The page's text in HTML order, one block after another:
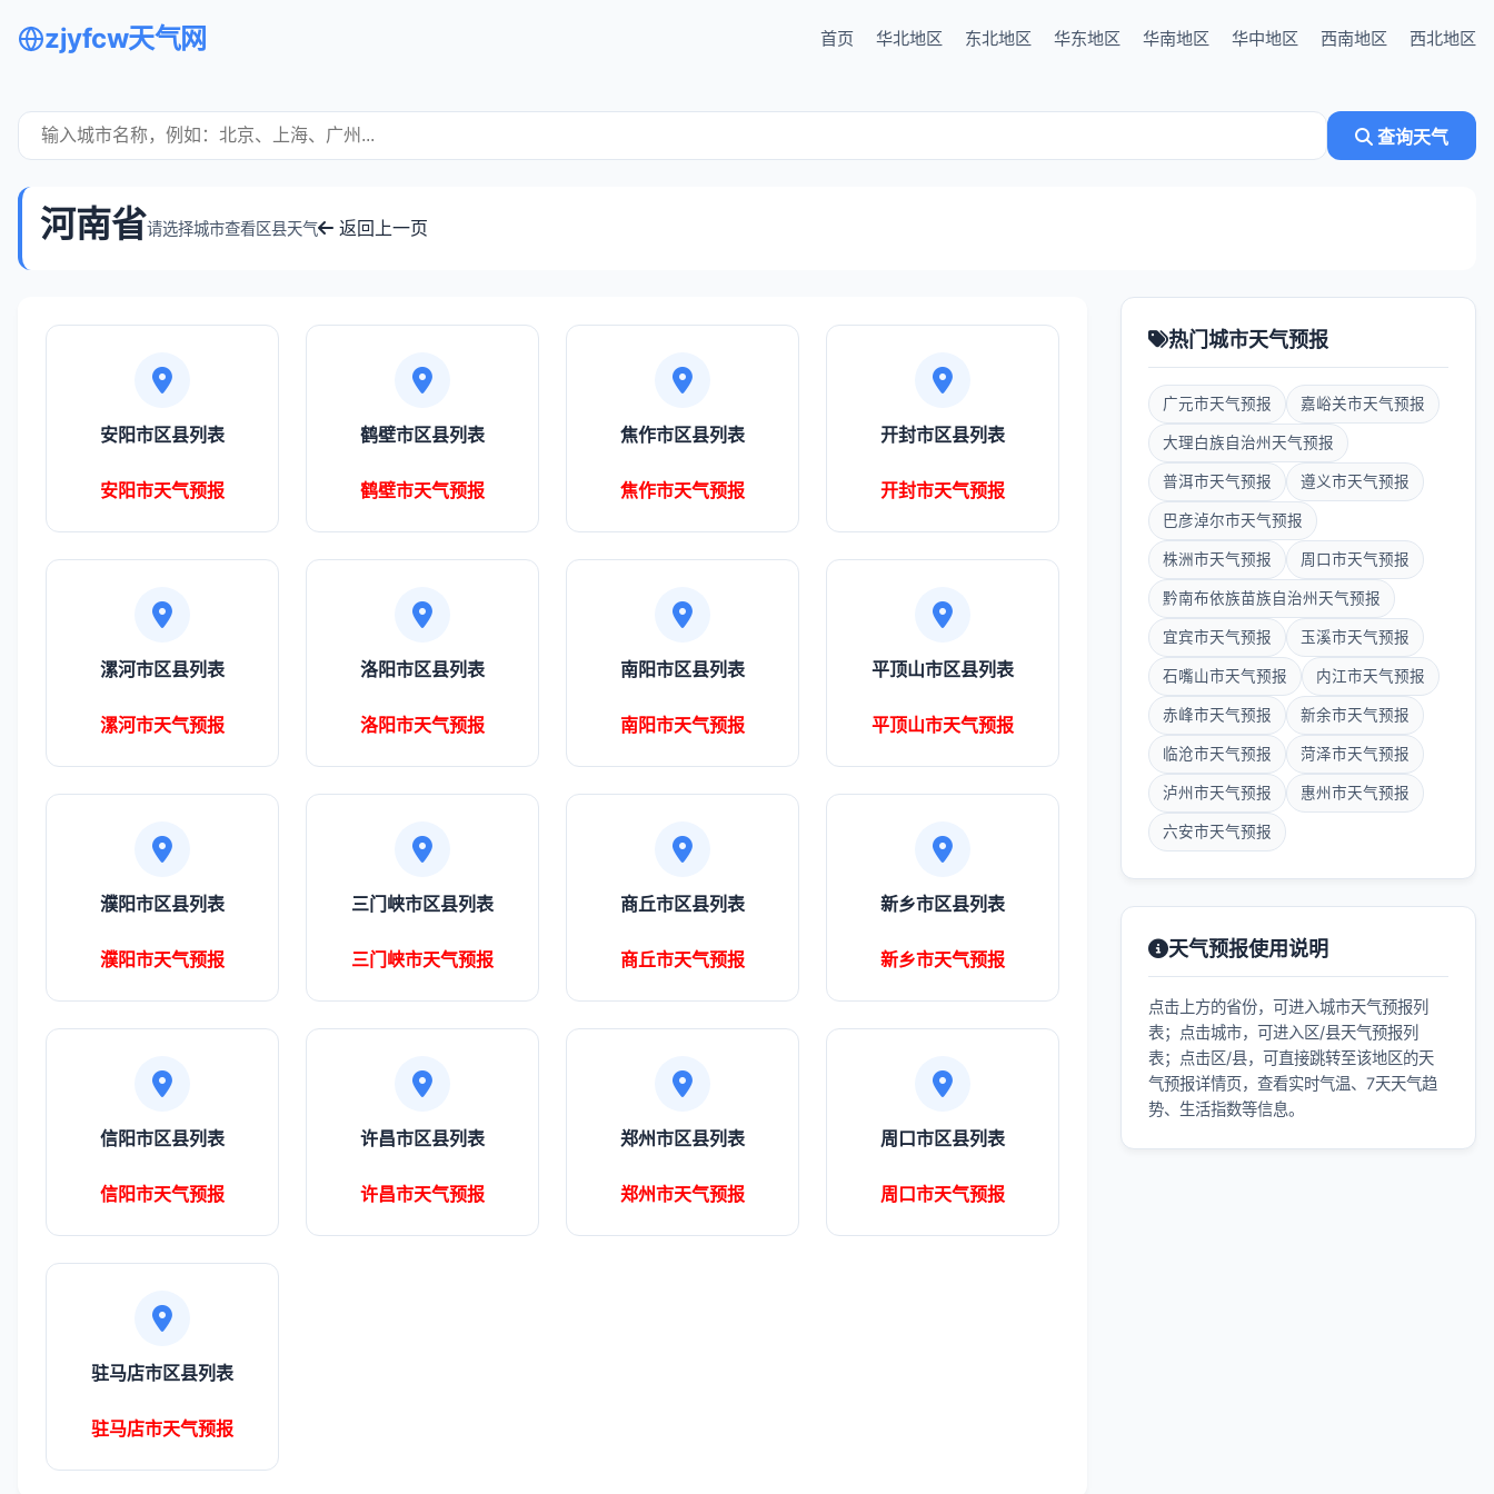
zjyfcw天气网 首页 华北地区 东北地区 华东地区 华南地区 华中地区 西南地区 西北地区
查询天气
河南省请选择城市查看区县天气 返回上一页
安阳市区县列表
安阳市天气预报
鹤壁市区县列表
鹤壁市天气预报
焦作市区县列表
焦作市天气预报
开封市区县列表
开封市天气预报
漯河市区县列表
漯河市天气预报
洛阳市区县列表
洛阳市天气预报
南阳市区县列表
南阳市天气预报
平顶山市区县列表
平顶山市天气预报
濮阳市区县列表
濮阳市天气预报
三门峡市区县列表
三门峡市天气预报
商丘市区县列表
商丘市天气预报
新乡市区县列表
新乡市天气预报
信阳市区县列表
信阳市天气预报
许昌市区县列表
许昌市天气预报
郑州市区县列表
郑州市天气预报
周口市区县列表
周口市天气预报
驻马店市区县列表
驻马店市天气预报
热门城市天气预报
广元市天气预报 嘉峪关市天气预报
大理白族自治州天气预报
普洱市天气预报 遵义市天气预报
巴彦淖尔市天气预报
株洲市天气预报 周口市天气预报
黔南布依族苗族自治州天气预报
宜宾市天气预报 玉溪市天气预报
石嘴山市天气预报 内江市天气预报
赤峰市天气预报 新余市天气预报
临沧市天气预报 菏泽市天气预报
泸州市天气预报 惠州市天气预报
六安市天气预报
天气预报使用说明
点击上方的省份，可进入城市天气预报列
表；点击城市，可进入区/县天气预报列
表；点击区/县，可直接跳转至该地区的天
气预报详情页，查看实时气温、7天天气趋
势、生活指数等信息。